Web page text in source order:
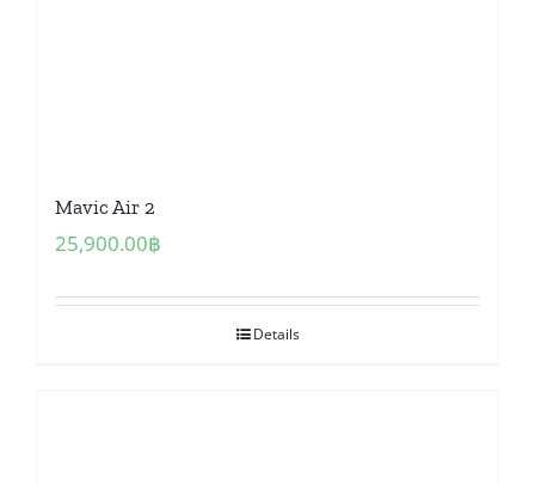
Mavic Air 2
25,900.00฿
Details